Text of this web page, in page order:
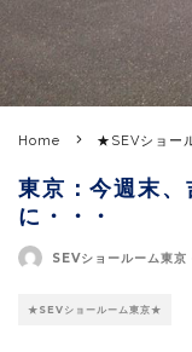
Home ★SEVショー
東京：今週末
に・・・
SEVショールーム東京
★SEVショールーム東京★